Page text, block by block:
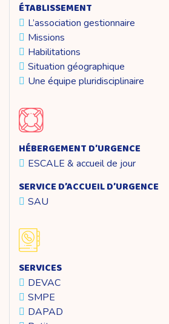
ÉTABLISSEMENT
L’association gestionnaire
Missions
Habilitations
Situation géographique
Une équipe pluridisciplinaire
HÉBERGEMENT D’URGENCE
ESCALE & accueil de jour
SERVICE D’ACCUEIL D’URGENCE
SAU
SERVICES
DEVAC
SMPE
DAPAD